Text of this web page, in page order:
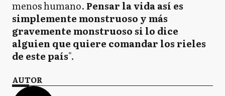
menos humano. Pensar la vida así es
simplemente monstruoso y más
gravemente monstruoso si lo dice
alguien que quiere comandar los rieles
de este país".
AUTOR